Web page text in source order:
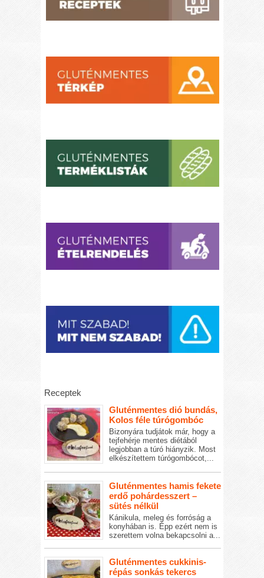
Receptek
Gluténmentes dió bundás,
Kolos féle túrógombóc
Bizonyára tudjátok már, hogy a
tejfehérje mentes diétából
legjobban a túró hiányzik. Most
elkészítettem túrógombócot,...
Gluténmentes hamis fekete
erdő pohárdesszert –
sütés nélkül
Kánikula, meleg és forróság a
konyhában is. Épp ezért nem is
szerettem volna bekapcsolni a...
Gluténmentes cukkinis-
répás sonkás tekercs